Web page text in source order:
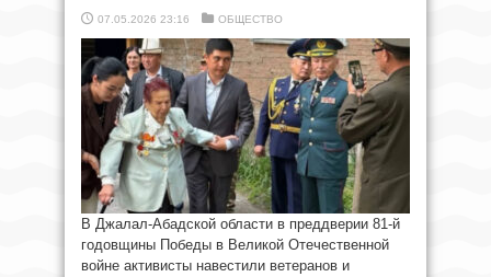
07.05.2026 23:16 ОБЩЕСТВО
В Джалал-Абадской области в преддверии 81-й
годовщины Победы в Великой Отечественной
войне активисты навестили ветеранов и